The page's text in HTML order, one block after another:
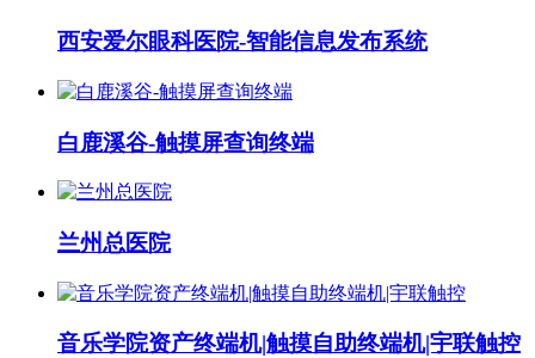
西安爱尔眼科医院-智能信息发布系统
白鹿溪谷-触摸屏查询终端
兰州总医院
音乐学院资产终端机|触摸自助终端机|宇联触控